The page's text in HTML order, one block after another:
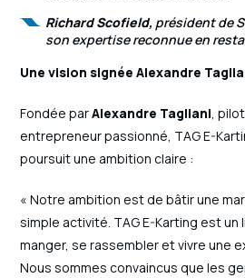
Richard Scofield, président de
son expertise reconnue en
Une vision signée Alexandre
Fondée parAlexandre Tagliani,
entrepreneur passionné, TAG E-
poursuit une ambition claire :
« Notre ambition est de bâtir une
simple activité. TAG E-Karting est un
manger, se rassembler et vivre une
Nous sommes convaincus que les